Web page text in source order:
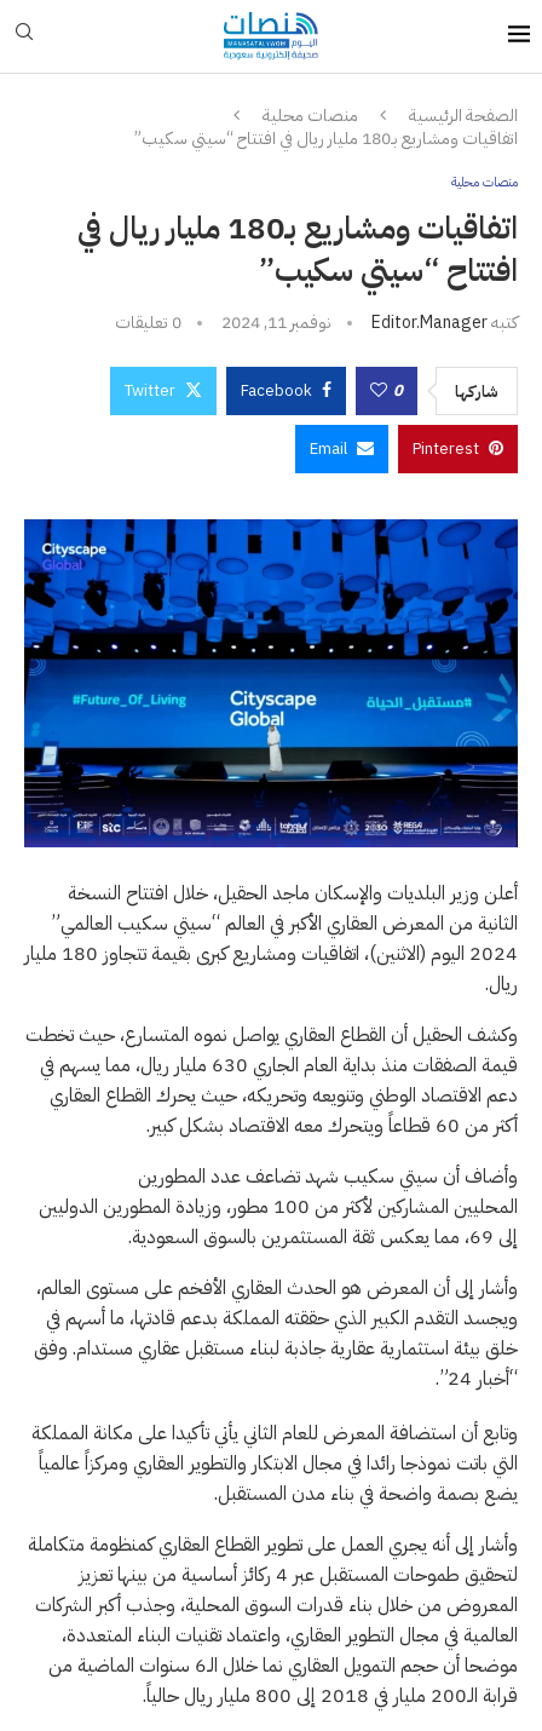
الصفحة الرئيسية
منصات محلية
اتفاقيات ومشاريع بـ180 مليار ريال في افتتاح “سيتي سكيب”
منصات محلية
اتفاقيات ومشاريع بـ180 مليار ريال في
افتتاح “سيتي سكيب”
كتبهEditor.manager نوفمبر 11, 2024 0 تعليقات
شاركها 0
Facebook
Twitter
Pinterest
Email
أعلن وزير البلديات والإسكان ماجد الحقيل، خلال افتتاح النسخة
الثانية من المعرض العقاري الأكبر في العالم “سيتي سكيب العالمي”
2024 اليوم (الاثنين)، اتفاقيات ومشاريع كبرى بقيمة تتجاوز 180 مليار
ريال.
وكشف الحقيل أن القطاع العقاري يواصل نموه المتسارع، حيث تخطت
قيمة الصفقات منذ بداية العام الجاري 630 مليار ريال، مما يسهم في
دعم الاقتصاد الوطني وتنويعه وتحريكه، حيث يحرك القطاع العقاري
أكثر من 60 قطاعاً ويتحرك معه الاقتصاد بشكل كبير.
وأضاف أن سيتي سكيب شهد تضاعف عدد المطورين
المحليين المشاركين لأكثر من 100 مطور، وزيادة المطورين الدوليين
إلى 69، مما يعكس ثقة المستثمرين بالسوق السعودية.
وأشار إلى أن المعرض هو الحدث العقاري الأفخم على مستوى العالم،
ويجسد التقدم الكبير الذي حققته المملكة بدعم قادتها، ما أسهم في
خلق بيئة استثمارية عقارية جاذبة لبناء مستقبل عقاري مستدام. وفق
“أخبار 24”.
وتابع أن استضافة المعرض للعام الثاني يأتي تأكيدا على مكانة المملكة
التي باتت نموذجا رائدا في مجال الابتكار والتطوير العقاري ومركزاً عالمياً
يضع بصمة واضحة في بناء مدن المستقبل.
وأشار إلى أنه يجري العمل على تطوير القطاع العقاري كمنظومة متكاملة
لتحقيق طموحات المستقبل عبر 4 ركائز أساسية من بينها تعزيز
المعروض من خلال بناء قدرات السوق المحلية، وجذب أكبر الشركات
العالمية في مجال التطوير العقاري، واعتماد تقنيات البناء المتعددة،
موضحا أن حجم التمويل العقاري نما خلال الـ6 سنوات الماضية من
قرابة الـ200 مليار في 2018 إلى 800 مليار ريال حالياً.